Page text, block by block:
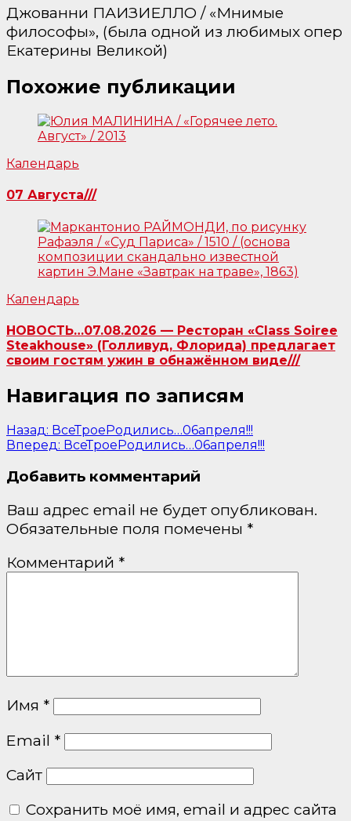
Джованни ПАИЗИЕЛЛО / «Мнимые
философы», (была одной из любимых опер
Екатерины Великой)
Похожие публикации
Календарь
07 Августа///
Календарь
НОВОСТЬ…07.08.2026 — Ресторан «Class Soiree
Steakhouse» (Голливуд, Флорида) предлагает
своим гостям ужин в обнажённом виде///
Навигация по записям
Назад: ВсеТроеРодились…06апреля!!!
Вперед: ВсеТроеРодились…06апреля!!!
Добавить комментарий
Ваш адрес email не будет опубликован.
Обязательные поля помечены *
Комментарий *
Имя *
Email *
Сайт
Сохранить моё имя, email и адрес сайта